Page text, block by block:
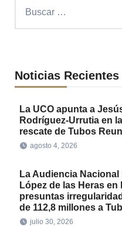
Noticias Recientes
La UCO apunta a
Rodríguez-Urrutia en
rescate de Tubos
agosto 4, 2026
La Audiencia
López de las Heras en
presuntas
de 112,8 millones a
julio 30, 2026